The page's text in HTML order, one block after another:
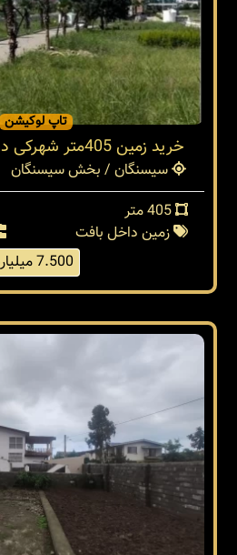
تاپ لوکیشن
خرید زمین 405متر شهرکی در نوشهر سیسنگان
سیسنگان / بخش سیسنگان
زمین داخل بافت
7.500 میلیارد